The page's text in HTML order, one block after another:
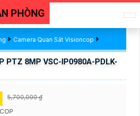
PHÒNG
Camera Quan Sát Visioncop
PTZ 8MP VSC-IP0980A-PDLK-
5,700,000 ₫